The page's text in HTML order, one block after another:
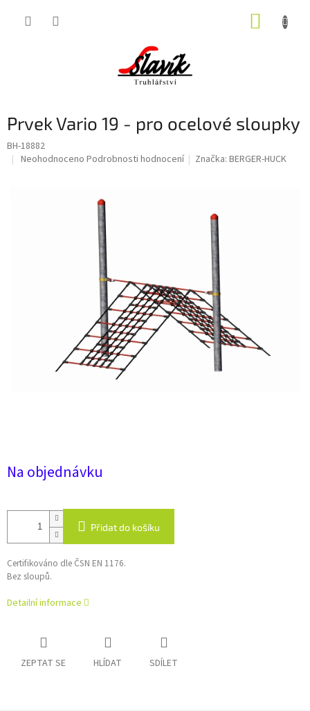
Prvek Vario 19 - pro ocelové sloupky
BH-18882
Průměrné
Neohodnoceno Podrobnosti hodnocení Značka:BERGER-HUCK
Na objednávku
Přidat do košíku
Certifikováno dle ČSN EN 1176.
Bez sloupů.
Detailní informace
ZEPTAT SE HLÍDAT SDÍLET